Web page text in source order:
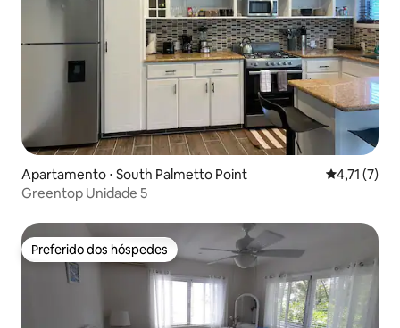
Apartamento ⋅ South Palmetto Point 4,71 de
4,71 (7)
Greentop Unidade 5
Preferido dos hóspedes
Preferido dos hóspedes